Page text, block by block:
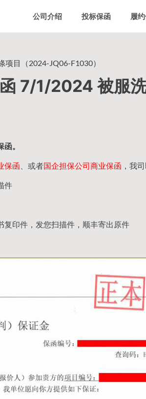
公司介绍 投标保函 履
目（2024-JQ06-F1030）
7/1/2024 被服
函。
保函 、或者国企担保公司商业保函 ，我
件
印件，发您扫描件，顺丰寄出原件